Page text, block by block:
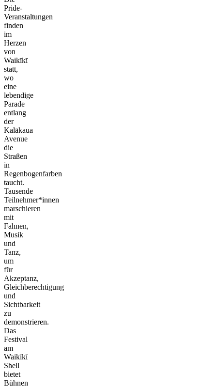
Pride-
Veranstaltungen
finden
im
Herzen
von
Waikīkī
statt,
wo
eine
lebendige
Parade
entlang
der
Kalākaua
Avenue
die
Straßen
in
Regenbogenfarben
taucht.
Tausende
Teilnehmer*innen
marschieren
mit
Fahnen,
Musik
und
Tanz,
um
für
Akzeptanz,
Gleichberechtigung
und
Sichtbarkeit
zu
demonstrieren.
Das
Festival
am
Waikīkī
Shell
bietet
Bühnen